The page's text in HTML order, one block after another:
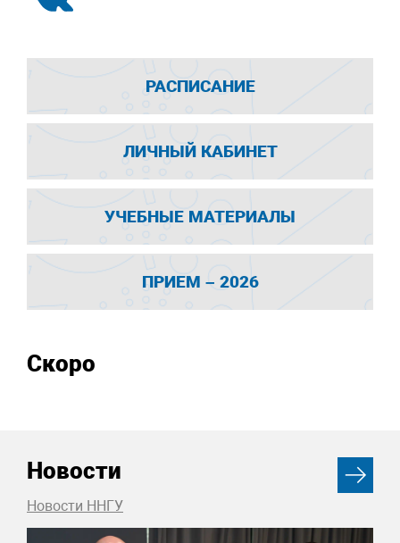
РАСПИСАНИЕ
ЛИЧНЫЙ КАБИНЕТ
УЧЕБНЫЕ МАТЕРИАЛЫ
ПРИЕМ – 2026
Скоро
Новости
Новости ННГУ